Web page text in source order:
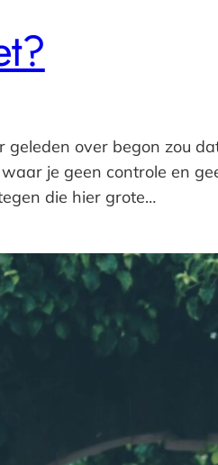
over begon zou
je geen controle en
die hier grote…